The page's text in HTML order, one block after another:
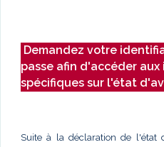
Demandez votre
passe afin d'accéder
spécifiques sur l'état
Suite à la déclaration de l'état